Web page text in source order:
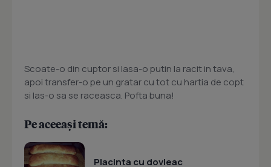
Scoate-o din cuptor si lasa-o putin la racit in tava,
apoi transfer-o pe un gratar cu tot cu hartia de copt
si las-o sa se raceasca. Pofta buna!
Pe aceeași temă:
Placinta cu dovleac